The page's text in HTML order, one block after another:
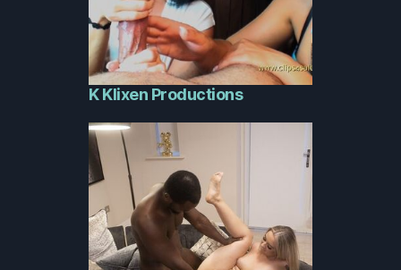
K Klixen Productions